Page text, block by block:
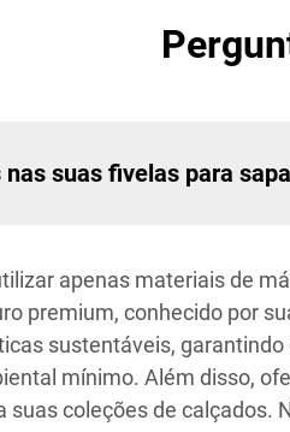
suas fivelas para
apenas materiais de
premium, conhecido por
sustentáveis,
mínimo. Além disso,
coleções de